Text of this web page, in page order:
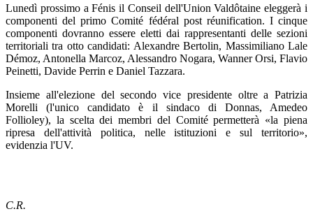
Lunedì prossimo a Fénis il Conseil dell'Union Valdôtaine eleggerà i
componenti del primo Comité fédéral post réunification. I cinque
componenti dovranno essere eletti dai rappresentanti delle sezioni
territoriali tra otto candidati: Alexandre Bertolin, Massimiliano Lale
Démoz, Antonella Marcoz, Alessandro Nogara, Wanner Orsi, Flavio
Peinetti, Davide Perrin e Daniel Tazzara.
Insieme all'elezione del secondo vice presidente oltre a Patrizia
Morelli (l'unico candidato è il sindaco di Donnas, Amedeo
Follioley), la scelta dei membri del Comité permetterà «la piena
ripresa dell'attività politica, nelle istituzioni e sul territorio»,
evidenzia l'UV.
C.R.